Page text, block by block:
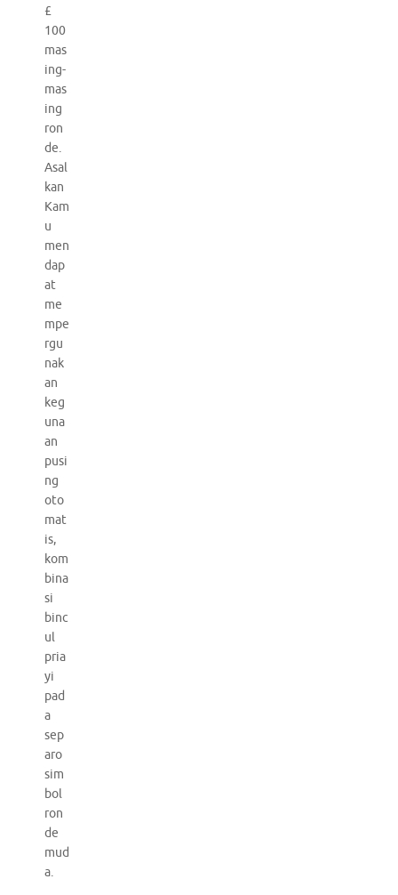
£
100
mas
ing-
mas
ing
ron
de.
Asal
kan
Kam
u
men
dap
at
me
mpe
rgu
nak
an
keg
una
an
pusi
ng
oto
mat
is,
kom
bina
si
binc
ul
pria
yi
pad
a
sep
aro
sim
bol
ron
de
mud
a.